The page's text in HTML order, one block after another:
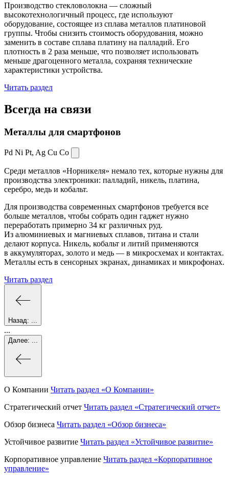
Производство стекловолокна — сложный
высокотехнологичный процесс, где используют
оборудование, состоящее из сплава металлов платиновой
группы. Чтобы снизить стоимость оборудования, можно
заменить в составе сплава платину на палладий. Его
плотность в 2 раза меньше, что позволяет использовать
меньше драгоценного металла, сохраняя технические
характеристики устройства.
Читать раздел
Всегда на связи
Металлы для смартфонов
Pd Ni Pt, Ag Cu Co
Среди металлов «Норникеля» немало тех, которые нужны для
производства электроники: палладий, никель, платина,
серебро, медь и кобальт.
Для производства современных смартфонов требуется все
больше металлов, чтобы собрать один гаджет нужно
переработать примерно 34 кг различных руд.
Из алюминиевых и магниевых сплавов, титана и стали
делают корпуса. Никель, кобальт и литий применяются
в аккумуляторах, золото и медь — в микросхемах и контактах.
Металлы есть в сенсорных экранах, динамиках и микрофонах.
Читать раздел
Назад:
...
Далее:
О Компании Читать раздел «О Компании»
Стратегический отчет Читать раздел «Стратегический отчет»
Обзор бизнеса Читать раздел «Обзор бизнеса»
Устойчивое развитие Читать раздел «Устойчивое развитие»
Корпоративное управление Читать раздел «Корпоративное
управление»